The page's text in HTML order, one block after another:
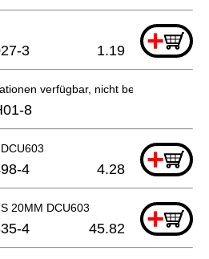
+
3 1.19
verfügbar, nicht bestellbar
8
+
4 4.28
20MM DCU603 +
4 45.82